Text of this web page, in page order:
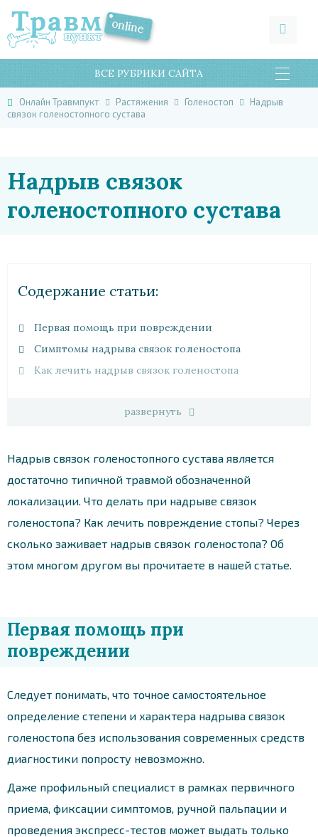
ВСЕ РУБРИКИ САЙТА
Онлайн Травмпукт Растяжения Голеностоп
Надрыв
связок голеностопного сустава
Надрыв связок
голеностопного сустава
Cодержание статьи:
Первая помощь при повреждении
Симптомы надрыва связок голеностопа
Как лечить надрыв связок голеностопа
развернуть
Надрыв связок голеностопного сустава является
достаточно типичной травмой обозначенной
локализации. Что делать при надрыве связок
голеностопа? Как лечить повреждение стопы? Через
сколько заживает надрыв связок голеностопа? Об
этом многом другом вы прочитаете в нашей статье.
Первая помощь при
повреждении
Следует понимать, что точное самостоятельное
определение степени и характера надрыва связок
голеностопа без использования современных средств
диагностики попросту невозможно.
Даже профильный специалист в рамках первичного
приема, фиксации симптомов, ручной пальпации и
проведения экспресс-тестов может выдать только